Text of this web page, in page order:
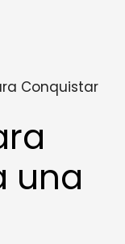
Conquistar
una